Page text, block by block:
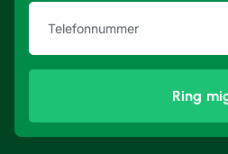
Ring